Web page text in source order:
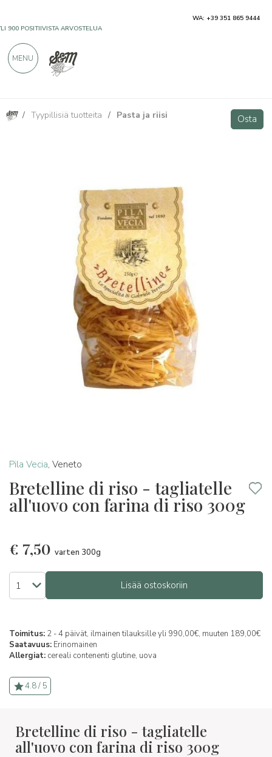
/ Tyypillisiä tuotteita / Pasta ja riisi Osta
Pila Vecia, Veneto
Bretelline di riso - tagliatelle
all'uovo con farina di riso 300g
€ 7,50 varten 300g
Lisää ostoskoriin
Toimitus: 2 - 4 päivät, ilmainen tilauksille yli 990,00€, muuten 189,00€
Saatavuus: Erinomainen
Allergiat: cereali contenenti glutine, uova
4.8 / 5
Bretelline di riso - tagliatelle
all'uovo con farina di riso 300g
Osta
WA: +39 351 865 9444
MENU